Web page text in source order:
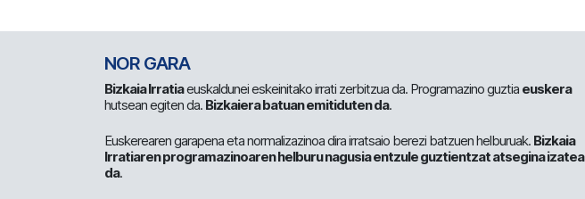
NOR GARA
Bizkaia Irratiaeuskaldunei eskeinitako irrati zerbitzua da. Programazino guztia euskera
hutsean egiten da. Bizkaiera batuan emitiduten da.
Euskerearen garapena eta normalizazinoa dira irratsaio berezi batzuen helburuak. Bizkaia
Irratiaren programazinoaren helburu nagusia entzule guztientzat atsegina izatea
da.